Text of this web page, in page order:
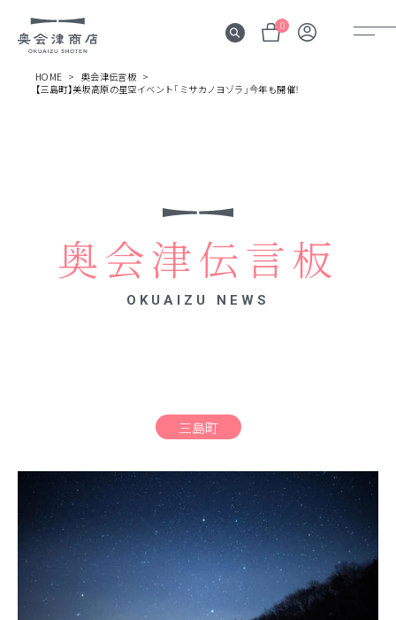
0
よむ
記事
ABOUT
相談窓口
アクセス
お問い合わせ
HOME
奥会津伝言板
【三島町】美坂高原の星空イベント「ミサカノヨゾラ」今年も開催！
奥会津伝言板
OKUAIZU NEWS
三島町